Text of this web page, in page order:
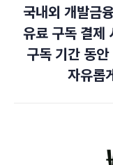
국내외 개발금
유료 구독 결제
구독 기간 동
자유롭